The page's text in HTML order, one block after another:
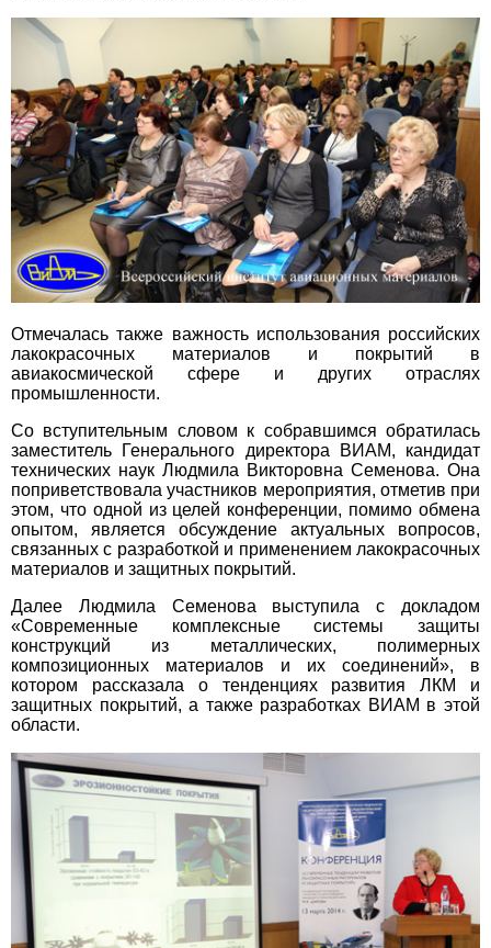
Отмечалась также важность использования российских
лакокрасочных материалов и покрытий в
авиакосмической сфере и других отраслях
промышленности.
Со вступительным словом к собравшимся обратилась
заместитель Генерального директора ВИАМ, кандидат
технических наук Людмила Викторовна Семенова. Она
поприветствовала участников мероприятия, отметив при
этом, что одной из целей конференции, помимо обмена
опытом, является обсуждение актуальных вопросов,
связанных с разработкой и применением лакокрасочных
материалов и защитных покрытий.
Далее Людмила Семенова выступила с докладом
«Современные комплексные системы защиты
конструкций из металлических, полимерных
композиционных материалов и их соединений», в
котором рассказала о тенденциях развития ЛКМ и
защитных покрытий, а также разработках ВИАМ в этой
области.